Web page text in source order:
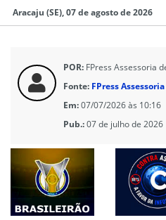
Aracaju (SE), 07 de agosto de 2026
POR: FPress Assessoria
Fonte: FPress
Em:07/07/2026 às 10:16
Pub.:07 de julho de 2026